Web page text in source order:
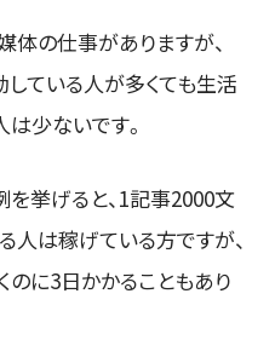
の仕事がありますが、
ている人が多くても生活
少ないです。
挙げると、1記事2000文
人は稼げている方ですが、
に3日かかることもあり